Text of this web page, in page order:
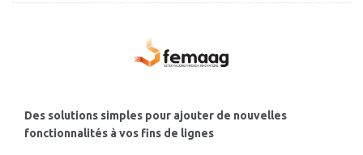
Des solutions simples pour ajouter de nouvelles
fonctionnalités à vos fins de lignes